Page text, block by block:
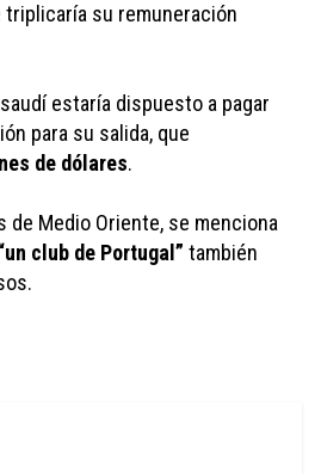
triplicaría su remuneración
estaría dispuesto a pagar
para su salida, que
de dólares.
de Medio Oriente, se menciona
club de Portugal” también